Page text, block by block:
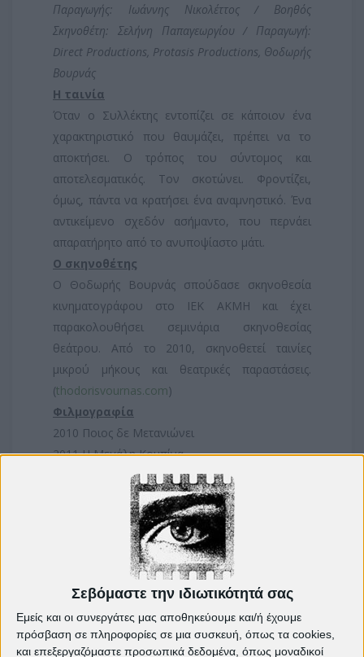
Σεβόμαστε την ιδιωτικότητά σας
Εμείς και οι συνεργάτες μας αποθηκεύουμε και/ή έχουμε
πρόσβαση σε πληροφορίες σε μια συσκευή, όπως τα cookies,
και επεξεργαζόμαστε προσωπικά δεδομένα, όπως μοναδικοί
Παραγωγής: Ιωάννης Νικολέττος / Βοηθός
Σκηνοθέτη: Σελήνη Παπαγεωργίου / Παραγωγή:
Direct Productions, Protasis Productions, Θοδωρής
Βουρνάς
Η ταινία
Όταν ο Συλλέκτης εντοπίζει σε κάποιον ένα
χαρακτηριστικό που θαυμάζει, πρέπει να το
αποκτήσει. Ο τρόπος του σύντομος και
αποτελεσματικός. Τον σκοτώνει. Φροντίζει,
όμως, πάντα να κρατήσει ένα αναμνηστικό. Ένα
αντικείμενο σχεδόν ασήμαντο, που περνάει
απαρατήρητο από το ανυποψίαστο μάτι.
Ο σκηνοθέτης
Ο Θοδωρής Βουρνάς σπούδασε σκηνοθεσία
κινηματογράφου στο ΙΕΚ ΑΚΜΗ και έχει
παρακολουθήσει σεμινάρια σκηνοθεσίας
θεάτρου. Από το 2010, σκηνοθετεί ταινίες
μικρού μήκους και θεατρικές παραστάσεις.
(thodorisvournas.com)
Φιλμογραφία
2010 Ποιος δε Μετανιώνει
2011 Η Μεγάλη Κομπίνα
2012 Στην Αλλη Οχθη
2013 Εθελοντές
2015 Χωρίς Γάλα
2018 Ο Συλλέκτης
4 ερωτήσεις για τον «Συλλέκτη»
Γιατί κάνατε αυτήν την ταινία τώρα; Τι
ήταν αυτό που σας έκανε να θελήσετε να
αφηγηθείτε αυτήν την ιστορία;